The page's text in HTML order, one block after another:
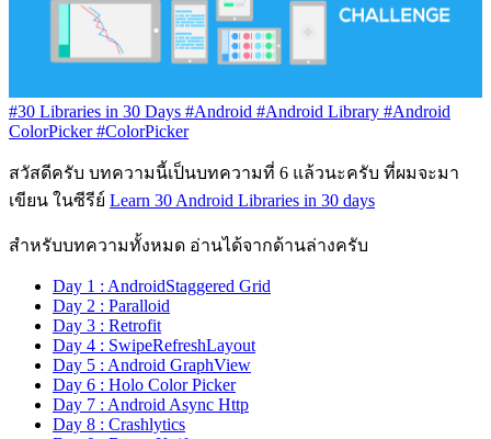
#30 Libraries in 30 Days #Android #Android Library #Android
ColorPicker#ColorPicker
สวัสดีครับ บทความนี้เป็นบทความที่ 6 แล้วนะครับ ที่ผมจะมา
เขียน ในซีรีย์ Learn 30 Android Libraries in 30 days
สำหรับบทความทั้งหมด อ่านได้จากด้านล่างครับ
Day 1 : AndroidStaggered Grid
Day 2 : Paralloid
Day 3 : Retrofit
Day 4 : SwipeRefreshLayout
Day 5 : Android GraphView
Day 6 : Holo Color Picker
Day 7 : Android Async Http
Day 8 : Crashlytics